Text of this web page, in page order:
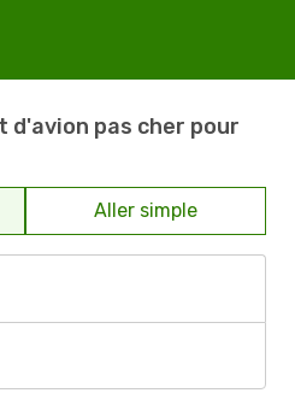
d'avion pas cher pour
Aller simple